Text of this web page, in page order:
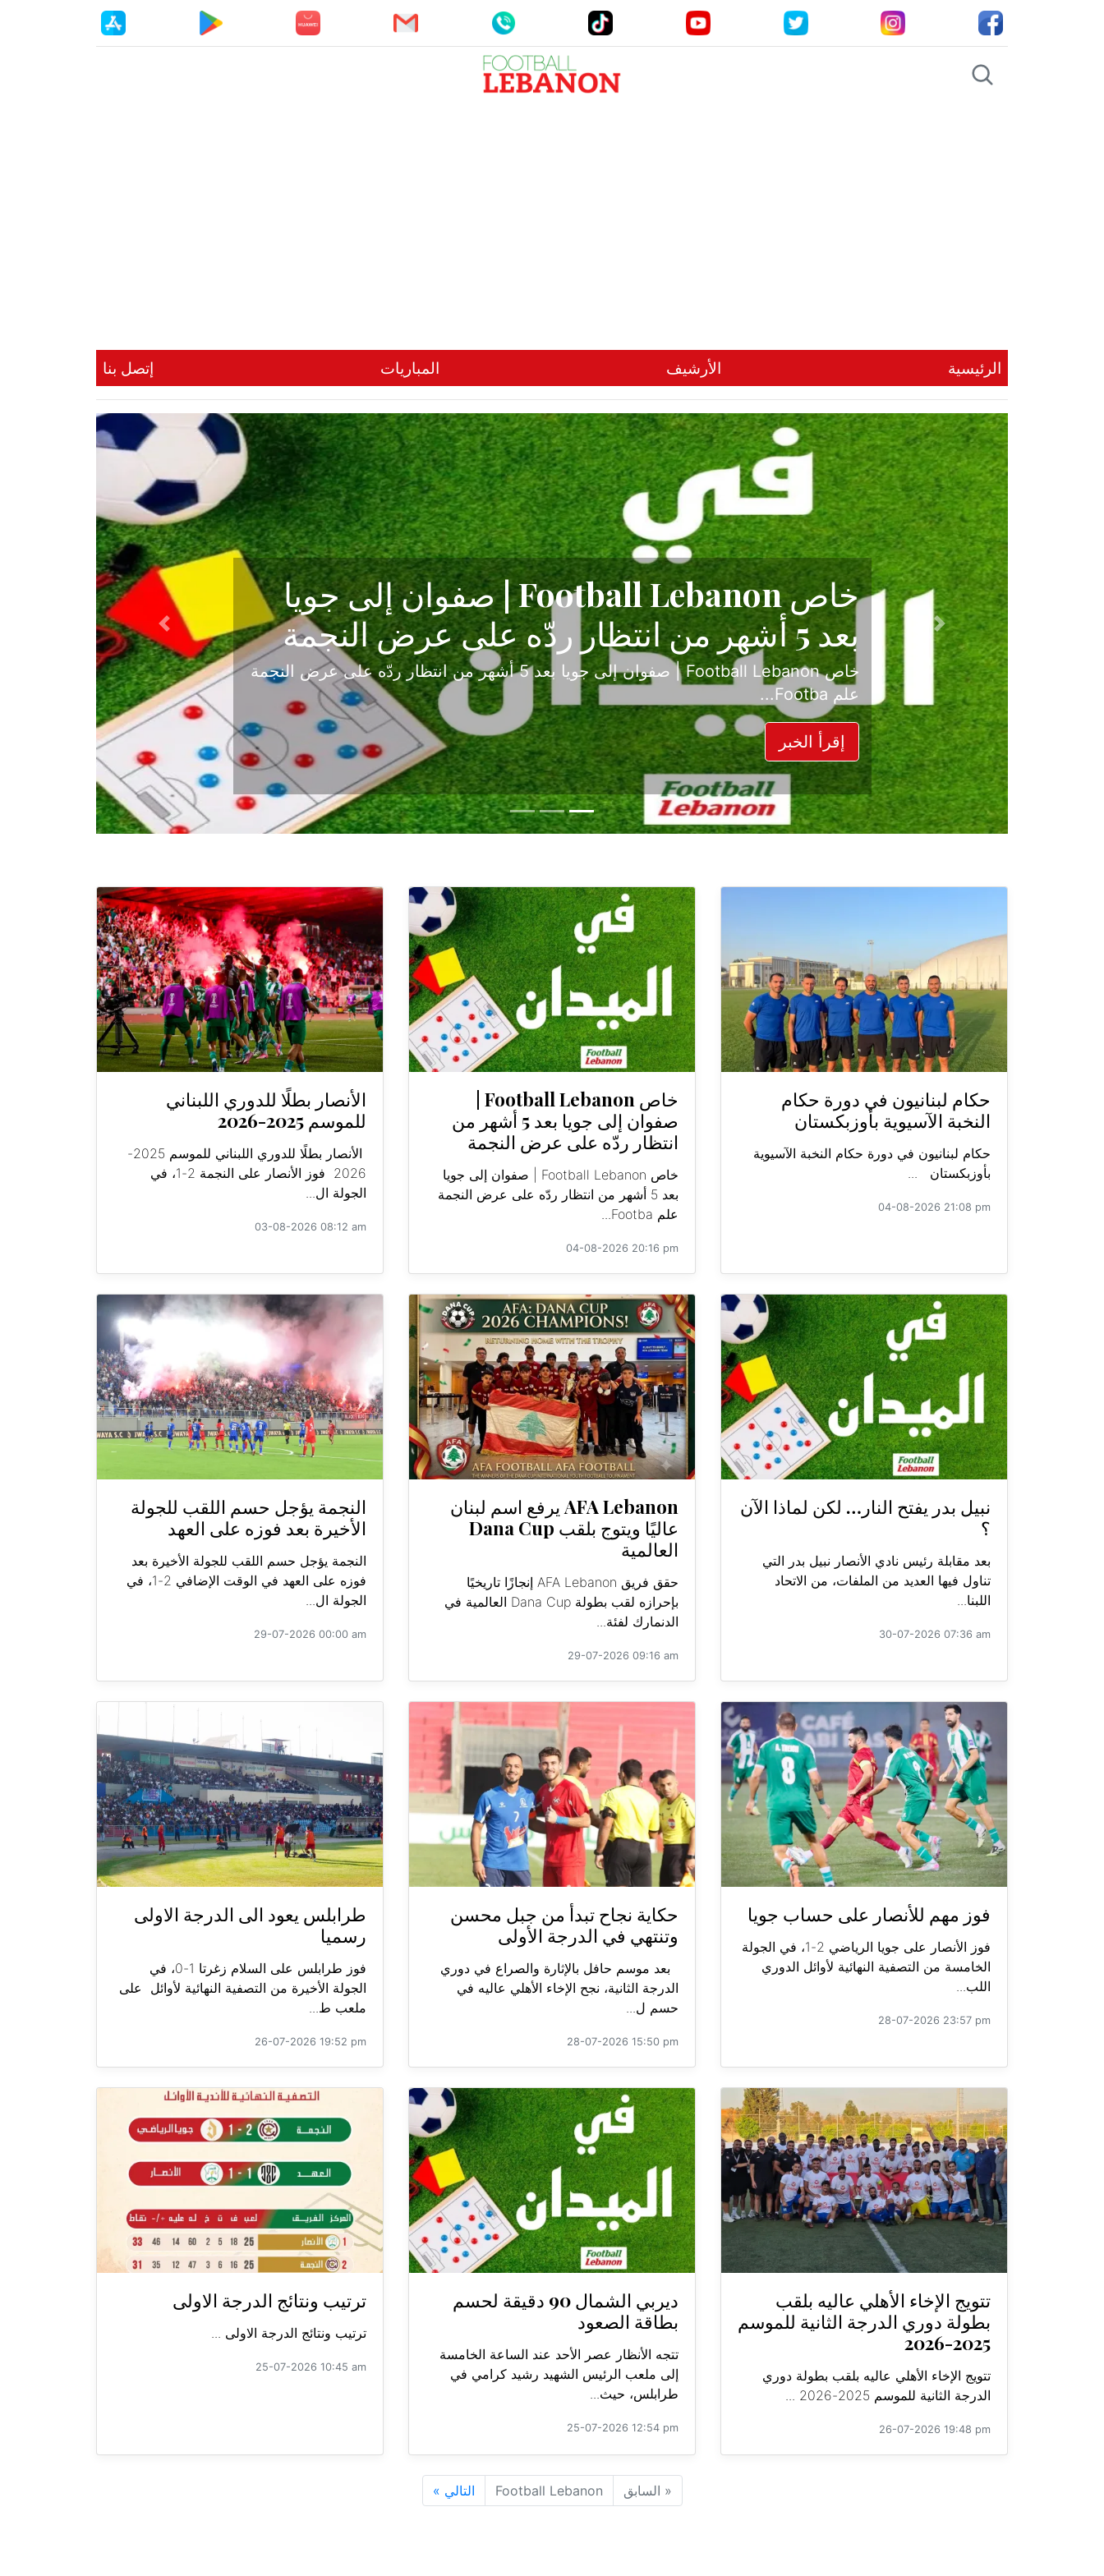
الرئيسية الأرشيف المباريات إتصل بنا
حكاية نجاح تبدأ من جبل محسن وتنتهي في
الدرجة الأولى
بعد موسم حافل بالإثارة والصراع في دوري الدرجة الثانية، نجح الإخاء الأهلي عاليه في
حسم ل...
إقرأ الخبر
Previous
Next
حكام لبنانيون في دورة حكام
النخبة الآسيوية بأوزبكستان
حكام لبنانيون في دورة حكام النخبة الآسيوية
بأوزبكستان ...
04-08-2026 21:08 pm
صفوان إلى جويا بعد 5 أشهر من
انتظار ردّه على عرض النجمة
خاص Football Lebanon | صفوان إلى جويا
بعد 5 أشهر من انتظار ردّه على عرض النجمة
علم Footba...
04-08-2026 20:16 pm
الأنصار بطلًا للدوري اللبناني
للموسم 2025-2026
الأنصار بطلًا للدوري اللبناني للموسم 2025-
2026 فوز الأنصار على النجمة 2-1، في
الجولة ال...
03-08-2026 08:12 am
نبيل بدر يفتح النار… لكن لماذا الآن
؟
بعد مقابلة رئيس نادي الأنصار نبيل بدر التي
تناول فيها العديد من الملفات، من الاتحاد
اللبنا...
30-07-2026 07:36 am
AFA Lebanon يرفع اسم لبنان
عاليًا ويتوج بلقب Dana Cup
العالمية
حقق فريق AFA Lebanon إنجازًا تاريخيًا
بإحرازه لقب بطولة Dana Cup العالمية في
الدنمارك لفئة...
29-07-2026 09:16 am
النجمة يؤجل حسم اللقب للجولة
الأخيرة بعد فوزه على العهد
النجمة يؤجل حسم اللقب للجولة الأخيرة بعد
فوزه على العهد في الوقت الإضافي 2-1، في
الجولة ال...
29-07-2026 00:00 am
فوز مهم للأنصار على حساب جويا
فوز الأنصار على جويا الرياضي 2-1، في الجولة
الخامسة من التصفية النهائية لأوائل الدوري
اللب...
28-07-2026 23:57 pm
حكاية نجاح تبدأ من جبل محسن
وتنتهي في الدرجة الأولى
بعد موسم حافل بالإثارة والصراع في دوري
الدرجة الثانية، نجح الإخاء الأهلي عاليه في
حسم ل...
28-07-2026 15:50 pm
طرابلس يعود الى الدرجة الاولى
رسميا
فوز طرابلس على السلام زغرتا 1-0، في
الجولة الأخيرة من التصفية النهائية لأوائل على
ملعب ط...
26-07-2026 19:52 pm
تتويج الإخاء الأهلي عاليه بلقب
بطولة دوري الدرجة الثانية للموسم
2025-2026
تتويج الإخاء الأهلي عاليه بلقب بطولة دوري
الدرجة الثانية للموسم 2025-2026 ...
26-07-2026 19:48 pm
ديربي الشمال 90 دقيقة لحسم
بطاقة الصعود
تتجه الأنظار عصر الأحد عند الساعة الخامسة
إلى ملعب الرئيس الشهيد رشيد كرامي في
طرابلس، حيث...
25-07-2026 12:54 pm
ترتيب ونتائج الدرجة الاولى
ترتيب ونتائج الدرجة الاولى ...
25-07-2026 10:45 am
« السابق Football Lebanon التالي »